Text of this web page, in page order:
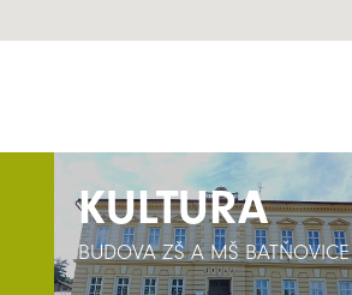
KULTURA
BUDOVA ZŠ A MŠ BATŇOVICE
KULTURA
BUDOVA ZŠ A MŠ BATŇOVICE